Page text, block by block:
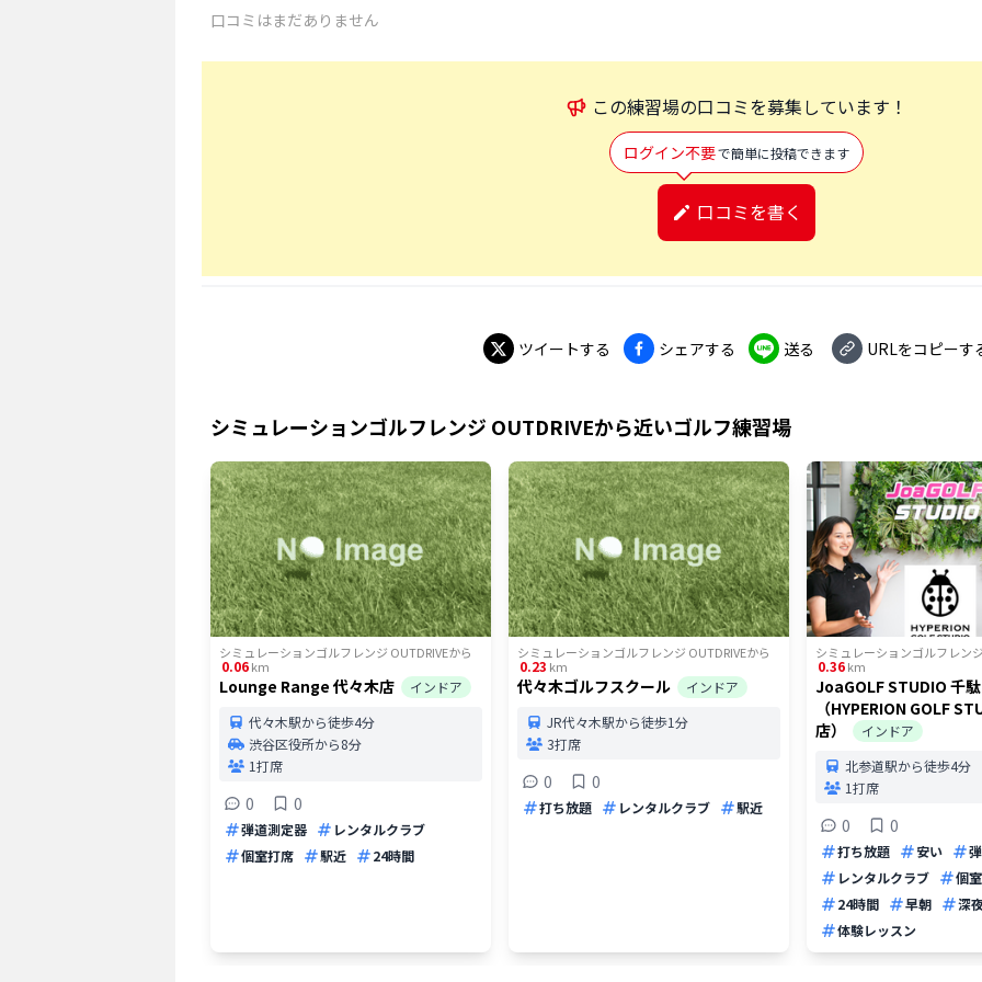
口コミはまだありません
この練習場の口コミを募集しています！
ログイン不要で簡単に投稿できます
口コミを書く
ツイートする シェアする 送る URLをコピーす
シミュレーションゴルフレンジ OUTDRIVEから近いゴルフ練習場
シミュレーションゴルフレンジ OUTDRIVEから
0.06km
Lounge Range 代々木店
インドア
代々木駅から徒歩4分
渋谷区役所から8分
1打席
0 0
弾道測定器
レンタルクラブ
個室打席
駅近 24時間
シミュレーションゴルフレンジ OUTDRIVEから
0.23 km
代々木ゴルフスクール
インドア
JR代々木駅から徒歩1分
3打席
0 0
打ち放題 レンタルクラブ 駅近
シミュレーションゴルフレン
0.36km
JoaGOLF STUDIO 千
（HYPERION GOLF
店）
インドア
北参道駅から徒歩4分
1打席
0 0
打ち放題 安い
レンタルクラブ
個
24時間
早朝
深
体験レッスン